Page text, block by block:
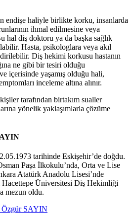
endişe haliyle birlikte korku, insanlarda
ihmal edilmesine veya
hal diş doktoru ya da başka sağlık
Hasta, psikologlara veya akıl
Diş hekimi korkusu hastanın
ne gibi bir tesiri olduğu
içerisinde yaşamış olduğu hali,
inceleme altına alınır.
tarafından birtakım sualler
yönelik yaklaşımlarla çözüme
tarihinde Eskişehir’de doğdu.
Paşa İlkokulu’nda, Orta ve Lise
Atatürk Anadolu Lisesi’nde
Hacettepe Üniversitesi Diş Hekimliği
mezun oldu.
Özgür SAYIN